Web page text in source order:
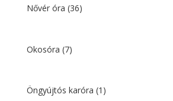
Nővér óra (36)
Okosóra (7)
Öngyújtós karóra (1)